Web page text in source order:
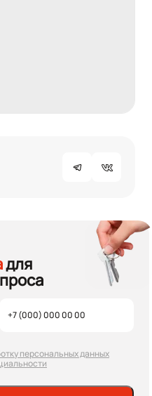
для
персональных данных